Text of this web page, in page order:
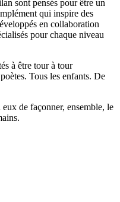
sont pensés pour être un
qui inspire des
en collaboration
pour chaque niveau
à être tour à tour
Tous les enfants. De
de façonner, ensemble, le